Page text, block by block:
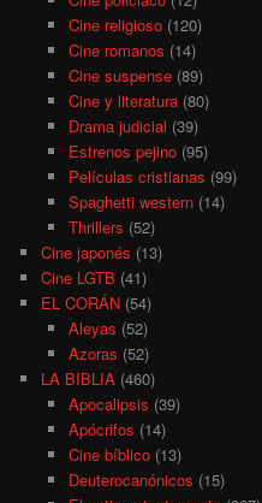
Cine religioso(120)
Cine romanos (14)
Cine suspense(89)
Cine y literatura(80)
Drama judicial (39)
Estrenos pejino(95)
Películas cristianas (99)
Spaghetti western(14)
Thrillers (52)
Cine japonés (13)
Cine LGTB (41)
EL CORÁN (54)
Aleyas (52)
Azoras (52)
LA BIBLIA (460)
Apocalipsis (39)
Apócrifos (14)
Cine bíblico(13)
Deuterocanónicos (15)